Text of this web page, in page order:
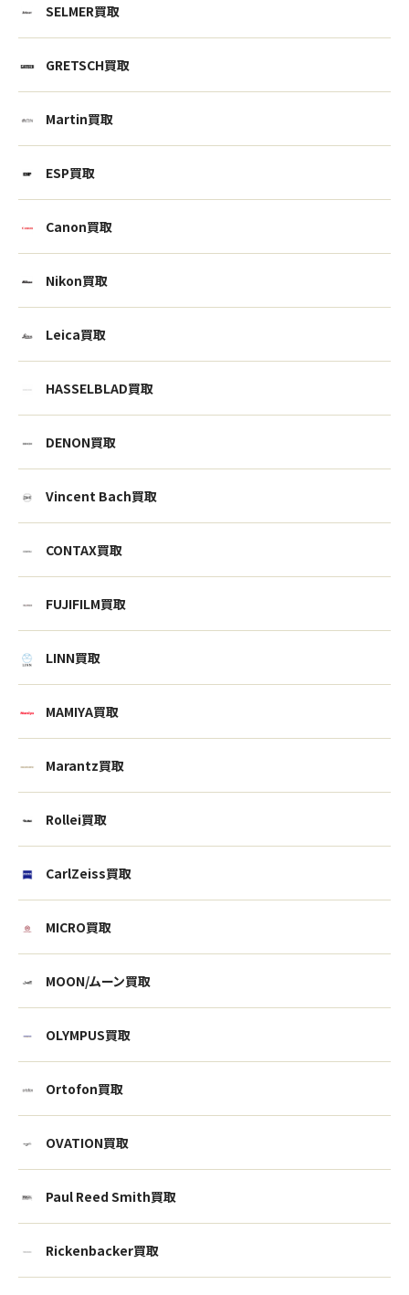
かんたん査定見積
SELMER買取
GRETSCH買取
Martin買取
ESP買取
Canon買取
Nikon買取
Leica買取
HASSELBLAD買取
DENON買取
Vincent Bach買取
CONTAX買取
FUJIFILM買取
LINN買取
MAMIYA買取
Marantz買取
Rollei買取
CarlZeiss買取
MICRO買取
MOON/ムーン買取
OLYMPUS買取
Ortofon買取
OVATION買取
Paul Reed Smith買取
Rickenbacker買取